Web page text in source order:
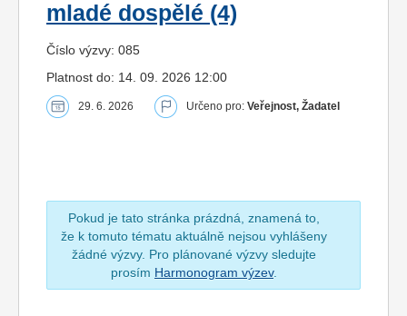
mladé dospělé (4)
Číslo výzvy: 085
Platnost do: 14. 09. 2026 12:00
29. 6. 2026 Určeno pro: Veřejnost, Žadatel
Pokud je tato stránka prázdná, znamená to,
že k tomuto tématu aktuálně nejsou vyhlášeny
žádné výzvy. Pro plánované výzvy sledujte
prosím Harmonogram výzev.